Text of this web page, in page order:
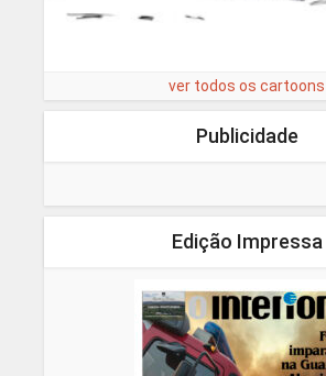
ver todos os cartoons
Publicidade
Edição Impressa